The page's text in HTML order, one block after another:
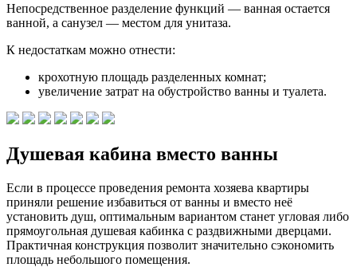
Непосредственное разделение функций — ванная остается
ванной, а санузел — местом для унитаза.
К недостаткам можно отнести:
крохотную площадь разделенных комнат;
увеличение затрат на обустройство ванны и туалета.
Душевая кабина вместо ванны
Если в процессе проведения ремонта хозяева квартиры
приняли решение избавиться от ванны и вместо неё
установить душ, оптимальным вариантом станет угловая либо
прямоугольная душевая кабинка с раздвижными дверцами.
Практичная конструкция позволит значительно сэкономить
площадь небольшого помещения.